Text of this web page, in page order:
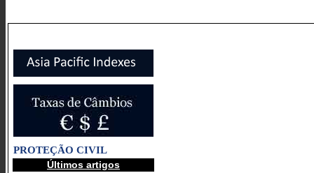
PROTEÇÃO CIVIL
Últimos artigos